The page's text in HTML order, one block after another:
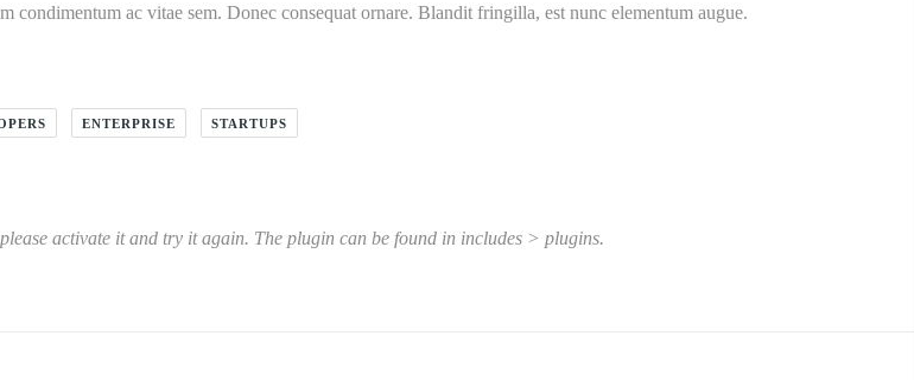
condimentum ac vitae sem. Donec consequat ornare. Blandit fringilla, est nunc elementum augue.
ENTERPRISE STARTUPS
activate it and try it again. The plugin can be found in includes > plugins.